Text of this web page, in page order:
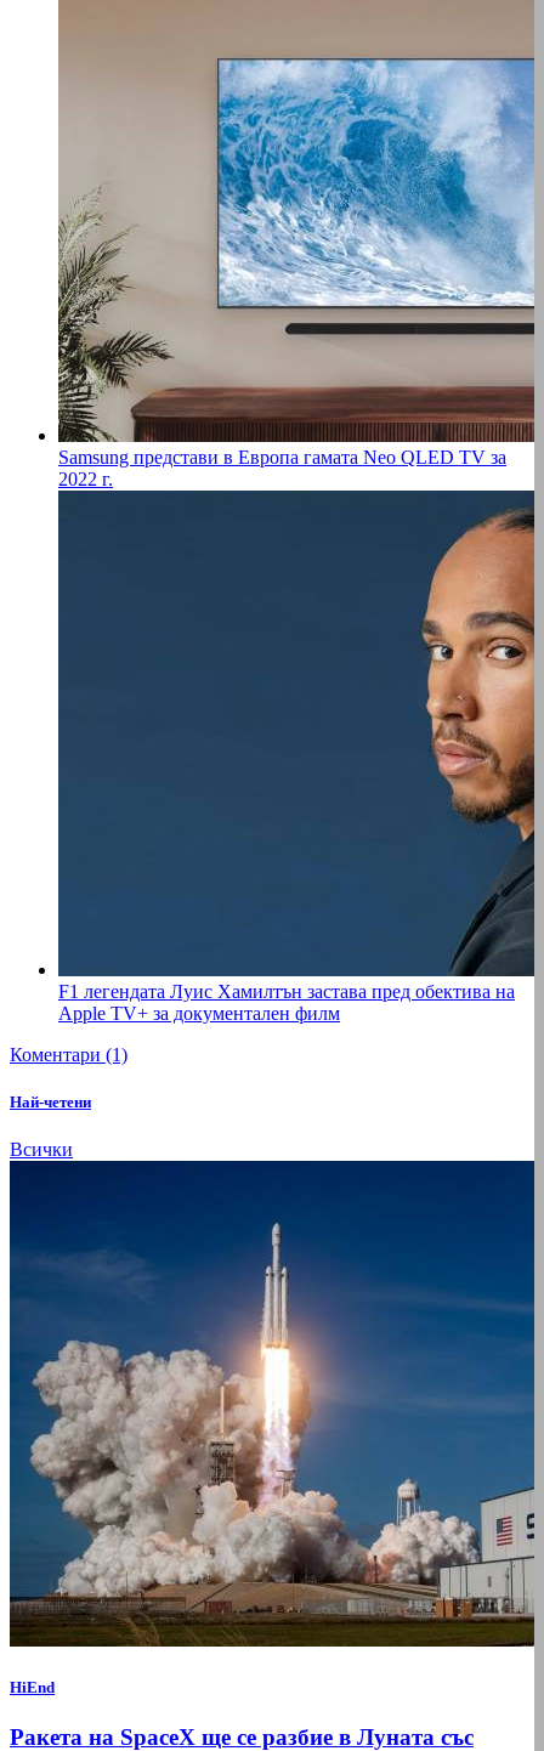
Samsung представи в Европа гамата Neo QLED TV за
2022 г.
F1 легендата Луис Хамилтън застава пред обектива на
Apple TV+ за документален филм
Коментари (1)
Най-четени
Всички
HiEnd
Ракета на SpaceX ще се разбие в Луната със